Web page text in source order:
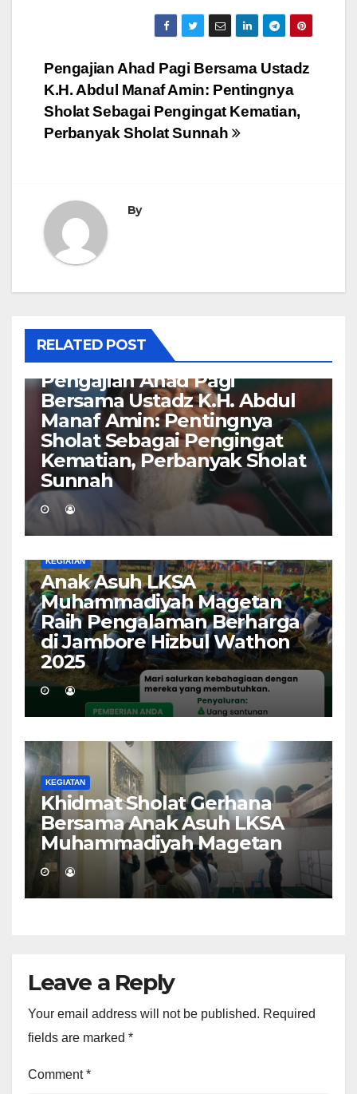
Post
navigation
Pengajian Ahad Pagi Bersama Ustadz
K.H. Abdul Manaf Amin: Pentingnya
Sholat Sebagai Pengingat Kematian,
Perbanyak Sholat Sunnah
By
RELATED POST
Pengajian Ahad Pagi
Bersama Ustadz K.H. Abdul
Manaf Amin: Pentingnya
Sholat Sebagai Pengingat
Kematian, Perbanyak Sholat
Sunnah
KEGIATAN
Anak Asuh LKSA
Muhammadiyah Magetan
Raih Pengalaman Berharga
di Jambore Hizbul Wathon
2025
KEGIATAN
Khidmat Sholat Gerhana
Bersama Anak Asuh LKSA
Muhammadiyah Magetan
Leave a Reply
Your email address will not be published. Required
fields are marked *
Comment*